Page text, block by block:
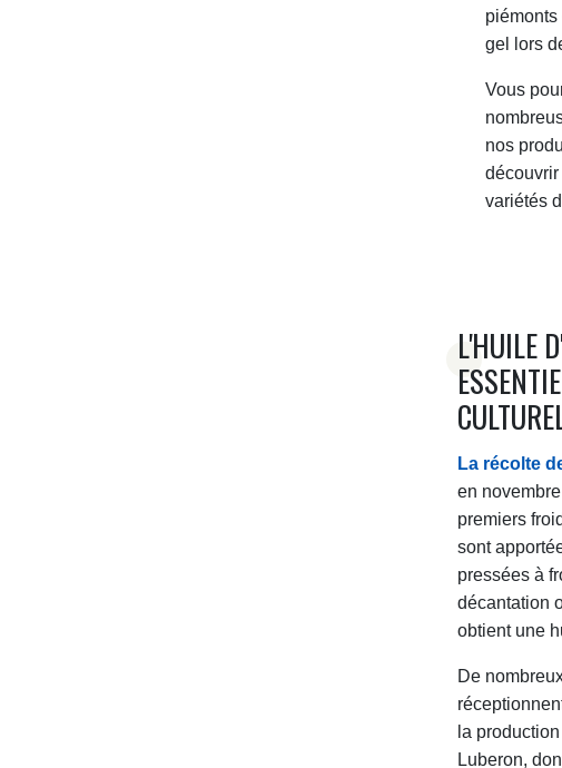
gel lors
Vous
nos
variétés
L'HUILE
La récolte
en
premiers
sont
pressées à
décantation
obtient une
De
la
Luberon,